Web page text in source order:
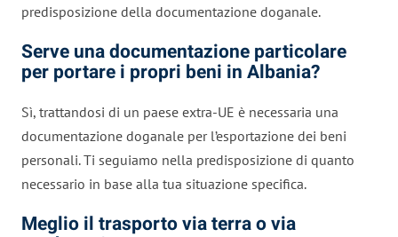
predisposizione della documentazione doganale.
Serve una documentazione particolare
per portare i propri beni in Albania?
Sì, trattandosi di un paese extra-UE è necessaria una
documentazione doganale per l’esportazione dei beni
personali. Ti seguiamo nella predisposizione di quanto
necessario in base alla tua situazione specifica.
Meglio il trasporto via terra o via